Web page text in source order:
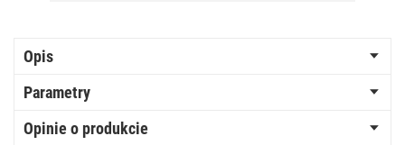
Opis
Parametry
Opinie o produkcie